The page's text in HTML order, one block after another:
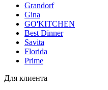
Grandorf
Gina
GO'KITCHEN
Best Dinner
Savita
Florida
Prime
Для клиента